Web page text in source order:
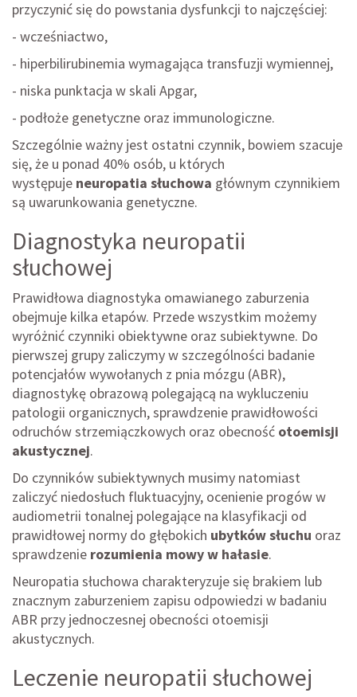
przyczynić się do powstania dysfunkcji to najczęściej:
- wcześniactwo,
- hiperbilirubinemia wymagająca transfuzji wymiennej,
- niska punktacja w skali Apgar,
- podłoże genetyczne oraz immunologiczne.
Szczególnie ważny jest ostatni czynnik, bowiem szacuje
się, że u ponad 40% osób, u których
występuje neuropatia słuchowa głównym czynnikiem
są uwarunkowania genetyczne.
Diagnostyka neuropatii
słuchowej
Prawidłowa diagnostyka omawianego zaburzenia
obejmuje kilka etapów. Przede wszystkim możemy
wyróżnić czynniki obiektywne oraz subiektywne. Do
pierwszej grupy zaliczymy w szczególności badanie
potencjałów wywołanych z pnia mózgu (ABR),
diagnostykę obrazową polegającą na wykluczeniu
patologii organicznych, sprawdzenie prawidłowości
odruchów strzemiączkowych oraz obecność otoemisji
akustycznej.
Do czynników subiektywnych musimy natomiast
zaliczyć niedosłuch fluktuacyjny, ocenienie progów w
audiometrii tonalnej polegające na klasyfikacji od
prawidłowej normy do głębokich ubytków słuchu oraz
sprawdzenie rozumienia mowy w hałasie.
Neuropatia słuchowa charakteryzuje się brakiem lub
znacznym zaburzeniem zapisu odpowiedzi w badaniu
ABR przy jednoczesnej obecności otoemisji
akustycznych.
Leczenie neuropatii słuchowej